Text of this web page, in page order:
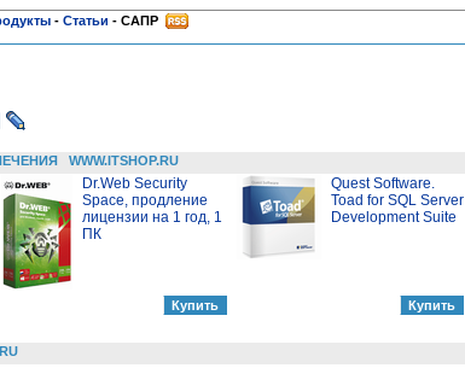
- Статьи - САПР
WWW.ITSHOP.RU
Dr.Web Security
Space, продление
лицензии на 1 год, 1
ПК
Quest Software.
Toad for SQL Server
Development Suite